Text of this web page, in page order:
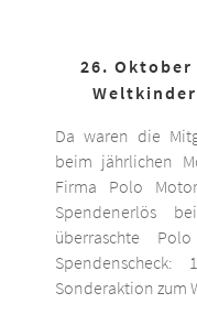
26. Oktober
Da waren die
beim jährlichen
Firma Polo
Spendenerlös
überraschte
Sonderaktion zum